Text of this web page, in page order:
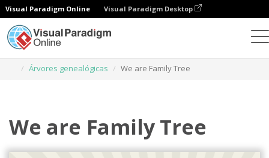
Visual Paradigm Online Visual Paradigm Desktop
Árvores genealógicas
We are Family Tree
We are Family Tree